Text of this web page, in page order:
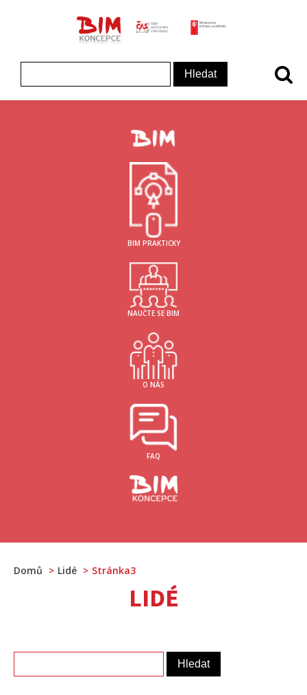
Koncepce BIM - logo
ČAS - logo
BIM PRAKTICKY
NAUČTE SE BIM
O NÁS
FAQ
Domů Lidé Stránka3
LIDÉ